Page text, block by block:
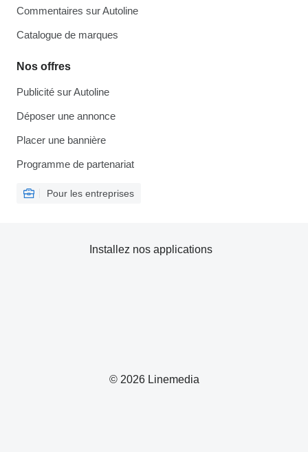
Commentaires sur Autoline
Catalogue de marques
Nos offres
Publicité sur Autoline
Déposer une annonce
Placer une bannière
Programme de partenariat
Pour les entreprises
© 2026 Linemedia
Installez nos applications